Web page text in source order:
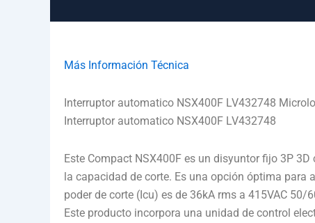
Más Información Técnica
Interruptor automatico NSX400F LV432748
Interruptor automatico NSX400F LV432748
Este Compact NSX400F es un disyuntor fijo 3P
la capacidad de corte. Es una opción óptima para
poder de corte (Icu) es de 36kA rms a 415VAC
Este producto incorpora una unidad de control